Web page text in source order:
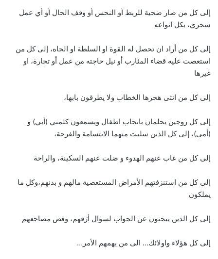
إلى كل من صار ضحية للربط أو النحس أو وقف الحال أو أي عمل
سحري، بكل انواعه
إلى كل من أراد ان تحصل له القوة او السلطة او الجاه، إلى كل من
استعصت عليه قضاء المئارب أو نيل حاجته من عمل أو تجارة، او
غيرها
إلى كل من انثى هجرها الخطاب ولا يطرقون بابها،
إلى كل زوجين يحلمان بانجاب اطفال ويسمعون كلمتي (أبي) و
(أمي)، إلى كل الذين سلبت منهما الابتسامة والفرحة،
إلى كل من غاب عنهم الهدوء و ضلت عنهم السكينة، والراحة
إلى كل من استنزفتهم الأمراض المستعصية مالهم و بدنهم،وكل ما
يملكون
إلى كل الذين يبحثون عن الجواب لسؤال أرَقهم، وقض مضاجعهم
إلى كل هؤلاء واولائك… الى من يهمهم الأمر…